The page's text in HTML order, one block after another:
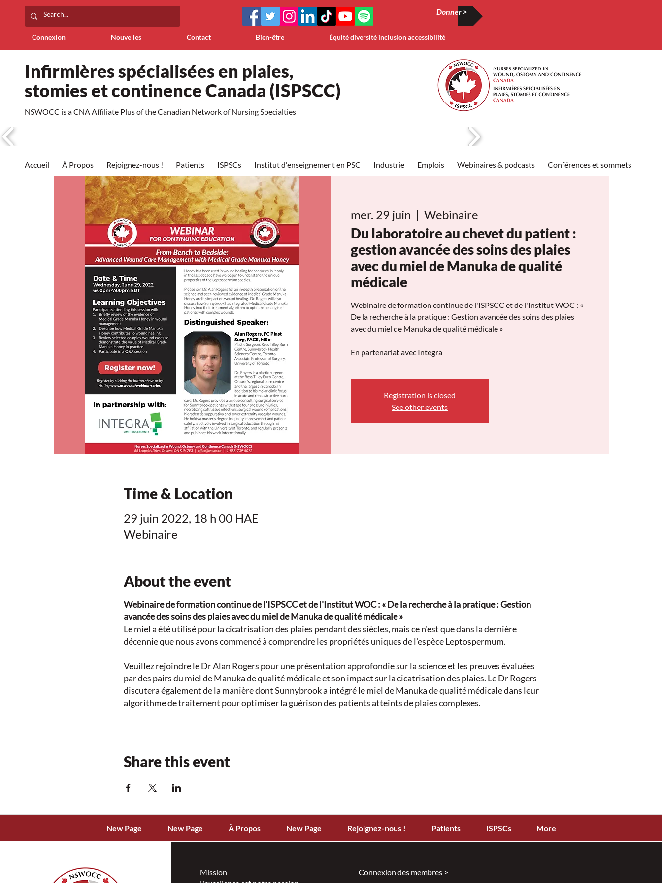
Donner >
Connexion Nouvelles Contact Bien-être Équité diversité inclusion accessibilité
Infirmières spécialisées en plaies,
stomies et continence Canada (ISPSCC)
NSWOCC is a CNA Affiliate Plus of the Canadian Network of Nursing Specialties
Accueil À Propos Rejoignez-nous ! Patients ISPSCs Institut d'enseignement en PSC Industrie Emplois Webinaires & podcasts Conférences et sommets
mer. 29 juin
  |
Webinaire
Du laboratoire au chevet du patient :
gestion avancée des soins des plaies
avec du miel de Manuka de qualité
médicale
Webinaire de formation continue de l'ISPSCC et de l'Institut WOC : «
De la recherche à la pratique : Gestion avancée des soins des plaies
avec du miel de Manuka de qualité médicale »
En partenariat avec Integra
Registration is closed
See other events
Time & Location
29 juin 2022, 18 h 00 HAE
Webinaire
About the event
Webinaire de formation continue de l'ISPSCC et de l'Institut WOC : « De la recherche à la pratique : Gestion
avancée des soins des plaies avec du miel de Manuka de qualité médicale »
Le miel a été utilisé pour la cicatrisation des plaies pendant des siècles, mais ce n'est que dans la dernière
décennie que nous avons commencé à comprendre les propriétés uniques de l'espèce Leptospermum.
Veuillez rejoindre le Dr Alan Rogers pour une présentation approfondie sur la science et les preuves évaluées
par des pairs du miel de Manuka de qualité médicale et son impact sur la cicatrisation des plaies. Le Dr Rogers
discutera également de la manière dont Sunnybrook a intégré le miel de Manuka de qualité médicale dans leur
algorithme de traitement pour optimiser la guérison des patients atteints de plaies complexes.
18h00-19h00 HAE
Décrire comment le miel de Manuka de qualité médicale contribue à la cicatrisation des plaies
Share this event
New Page New Page À Propos New Page Rejoignez-nous ! Patients ISPSCs More
Mission
Connexion des membres >